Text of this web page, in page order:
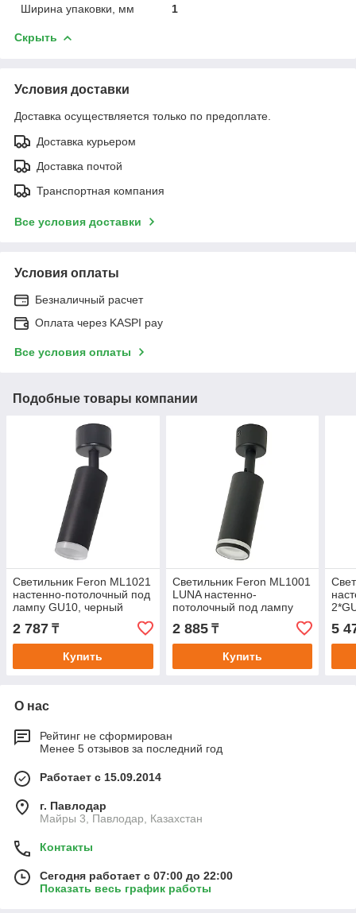
Ширина упаковки, мм
1
Скрыть
Условия доставки
Доставка осуществляется только по предоплате.
Доставка курьером
Доставка почтой
Транспортная компания
Все условия доставки
Условия оплаты
Безналичный расчет
Оплата через KASPI pay
Все условия оплаты
Подобные товары компании
Светильник Feron ML1021
настенно-потолочный под
лампу GU10, черный
2 787 ₸
Купить
Светильник Feron ML1001
LUNA настенно-
потолочный под лампу
GU10, черный
2 885₸
Купить
5
О нас
Рейтинг не сформирован
Менее 5 отзывов за последний год
Работает с 15.09.2014
г. Павлодар
Майры 3, Павлодар, Казахстан
Контакты
Сегодня работает с 07:00 до 22:00
Показать весь график работы